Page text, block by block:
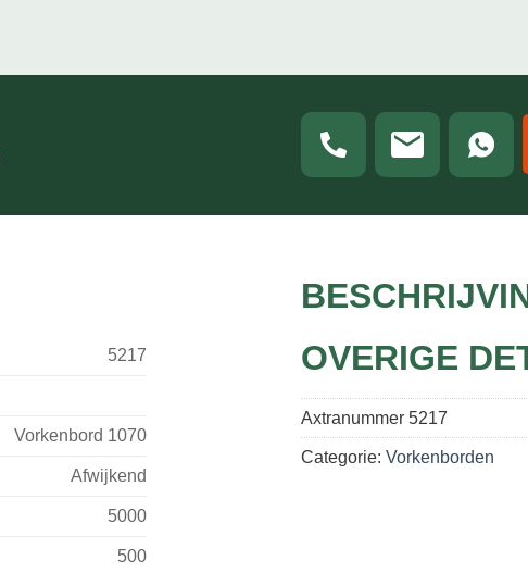
5217
Vorkenbord 1070
Afwijkend
5000
500
OVERIGE
Axtranummer 5217
Categorie: Vorkenborden